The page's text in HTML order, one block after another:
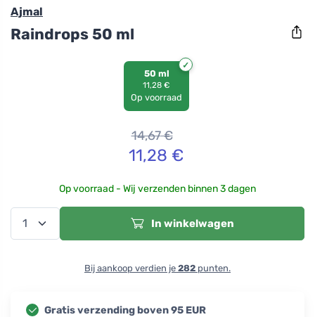
Ajmal
Raindrops 50 ml
50 ml
11,28 €
Op voorraad
14,67€
11,28 €
Op voorraad - Wij verzenden binnen 3 dagen
In winkelwagen
Bij aankoop verdien je 282 punten.
Gratis verzending boven 95 EUR